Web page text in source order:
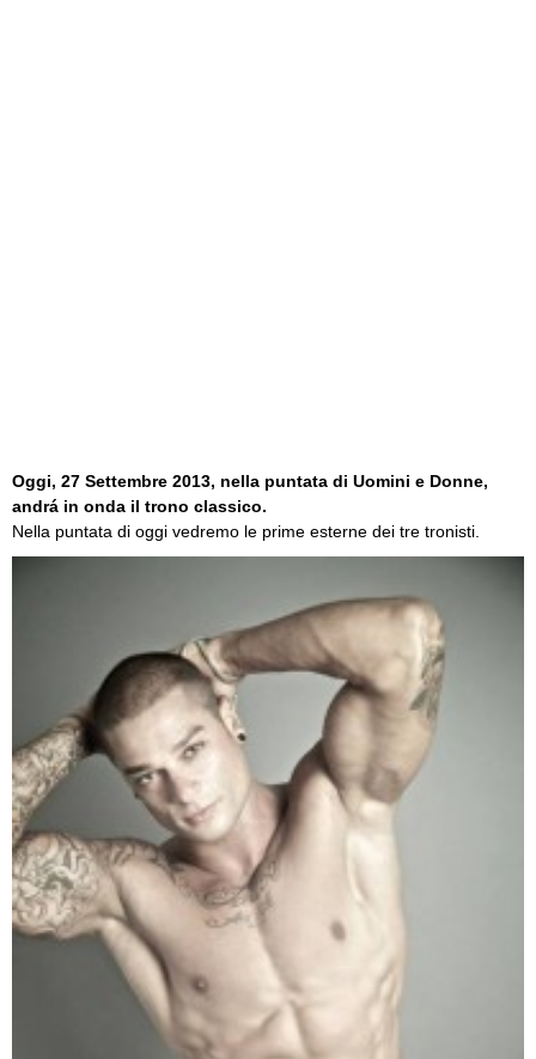
Oggi, 27 Settembre 2013, nella puntata di Uomini e Donne,
andrá in onda il trono classico.
Nella puntata di oggi vedremo le prime esterne dei tre tronisti.